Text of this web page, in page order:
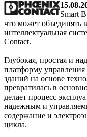
Smart
что может объединять
интеллектуальная
Contact.
Глубокая, простая и
платформу управления
зданий на основе
превратилась в
делает процесс
надежным и
содержание и
цикла.